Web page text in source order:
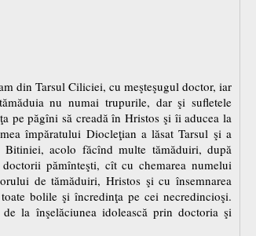
din Tarsul Ciliciei, cu meşteşugul doctor, iar
nu numai trupurile, dar şi sufletele
pe păgîni să creadă în Hristos şi îi aducea la
împăratului Diocleţian a lăsat Tarsul şi a
Bitiniei, acolo făcînd multe tămăduiri, după
pămînteşti, cît cu chemarea numelui
de tămăduiri, Hristos şi cu însemnarea
bolile şi încredinţa pe cei necredincioşi.
la înşelăciunea idolească prin doctoria şi